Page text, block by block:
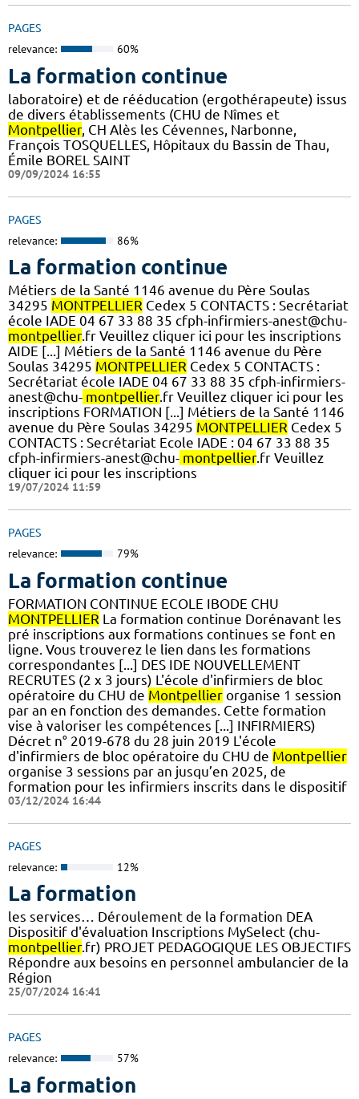
PAGES
relevance: 60%
La formation continue
laboratoire) et de rééducation (ergothérapeute) issus
de divers établissements (CHU de Nîmes et
Montpellier, CH Alès les Cévennes, Narbonne,
François TOSQUELLES, Hôpitaux du Bassin de Thau,
Émile BOREL SAINT
09/09/2024 16:55
PAGES
relevance: 86%
La formation continue
Métiers de la Santé 1146 avenue du Père Soulas
34295 MONTPELLIER Cedex 5 CONTACTS : Secrétariat
école IADE 04 67 33 88 35 cfph-infirmiers-anest@chu-
montpellier.fr Veuillez cliquer ici pour les inscriptions
AIDE [...] Métiers de la Santé 1146 avenue du Père
Soulas 34295 MONTPELLIER Cedex 5 CONTACTS :
Secrétariat école IADE 04 67 33 88 35 cfph-infirmiers-
anest@chu- montpellier.fr Veuillez cliquer ici pour les
inscriptions FORMATION [...] Métiers de la Santé 1146
avenue du Père Soulas 34295 MONTPELLIER Cedex 5
CONTACTS : Secrétariat Ecole IADE : 04 67 33 88 35
cfph-infirmiers-anest@chu- montpellier.fr Veuillez
cliquer ici pour les inscriptions
19/07/2024 11:59
PAGES
relevance: 79%
La formation continue
FORMATION CONTINUE ECOLE IBODE CHU
MONTPELLIER La formation continue Dorénavant les
pré inscriptions aux formations continues se font en
ligne. Vous trouverez le lien dans les formations
correspondantes [...] DES IDE NOUVELLEMENT
RECRUTES (2 x 3 jours) L'école d'infirmiers de bloc
opératoire du CHU de Montpellier organise 1 session
par an en fonction des demandes. Cette formation
vise à valoriser les compétences [...] INFIRMIERS)
Décret n° 2019-678 du 28 juin 2019 L'école
d'infirmiers de bloc opératoire du CHU de Montpellier
organise 3 sessions par an jusqu’en 2025, de
formation pour les infirmiers inscrits dans le dispositif
03/12/2024 16:44
PAGES
relevance: 12%
La formation
les services… Déroulement de la formation DEA
Dispositif d'évaluation Inscriptions MySelect (chu-
montpellier.fr) PROJET PEDAGOGIQUE LES OBJECTIFS
Répondre aux besoins en personnel ambulancier de la
Région
25/07/2024 16:41
PAGES
relevance: 57%
La formation